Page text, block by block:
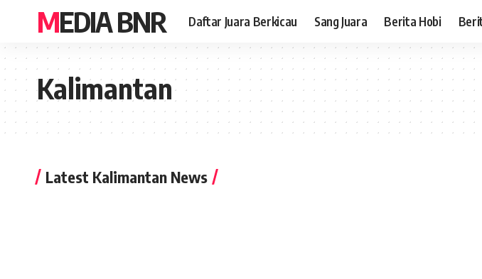
MEDIA BNR Daftar Juara Berkicau Sang Juara Berita Hobi
Kalimantan
Latest Kalimantan News